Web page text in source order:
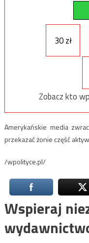
30 zł
Zobacz kto
Amerykańskie media
przekazać żonie część
/wpolityce.pl/
Wspieraj